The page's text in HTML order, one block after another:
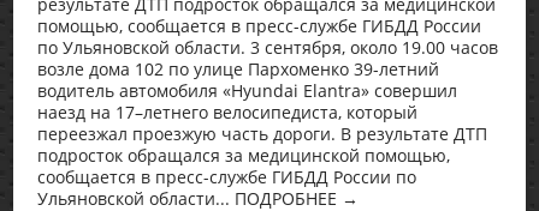
помощью, сообщается в пресс-службе ГИБДД России
по Ульяновской области. 3 сентября, около 19.00 часов
возле дома 102 по улице Пархоменко 39-летний
водитель автомобиля «Hyundai Elantra» совершил
наезд на 17–летнего велосипедиста, который
переезжал проезжую часть дороги. В результате ДТП
подросток обращался за медицинской помощью,
сообщается в пресс-службе ГИБДД России по
Ульяновской области... ПОДРОБНЕЕ →